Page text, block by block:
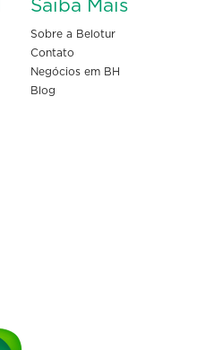
Saiba Mais
Sobre a Belotur
Contato
Negócios em BH
Blog